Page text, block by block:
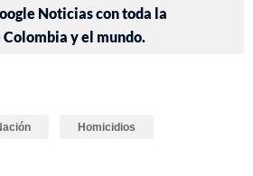
Noticias con toda la
y el mundo.
Homicidios